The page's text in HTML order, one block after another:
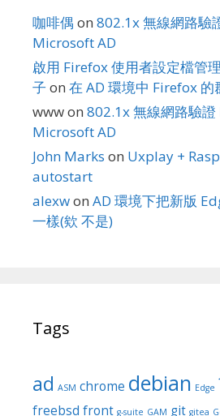
咖啡偶 on 802.1x 無線網路驗
Microsoft AD
啟用 Firefox 使用者設定檔管
子 on 在 AD 環境中 Firefox 的
wwwon 802.1x 無線網路驗證
Microsoft AD
John Marks on Uxplay +
autostart
alexwon AD 環境下把新版
一樣(欸 不是)
Tags
ad ASM chrome debian Edge
freebsd front g-suite GAM git gitea